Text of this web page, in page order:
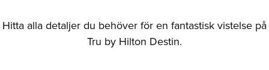
Hitta alla detaljer du behöver för en fantastisk vistelse på
Tru by Hilton Destin.